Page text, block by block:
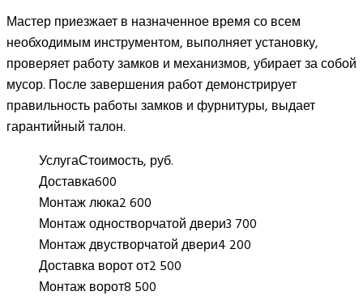
Мастер приезжает в назначенное время со всем
необходимым инструментом, выполняет установку,
проверяет работу замков и механизмов, убирает за собой
мусор. После завершения работ демонстрирует
правильность работы замков и фурнитуры, выдает
гарантийный талон.
УслугаСтоимость, руб.
Доставка600
Монтаж люка2 600
Монтаж одностворчатой двери3 700
Монтаж двустворчатой двери4 200
Доставка ворот от2 500
Монтаж ворот8 500